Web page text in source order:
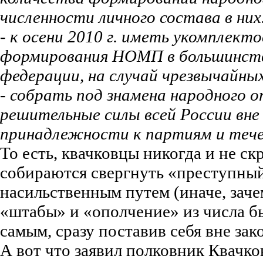
численности личного состава в
- к осени 2010 г. иметь
формирования НОМП в
федерации, на случай
- собрать под знамена народного
решительные силы всей России
принадлежности к партиям и
То есть, квачковцы никогда и не
собираются свергнуть
насильственным путем (иначе,
«штабы» и «ополчение» из числа
самым, сразу поставив себя вне
А вот что заявил полковник